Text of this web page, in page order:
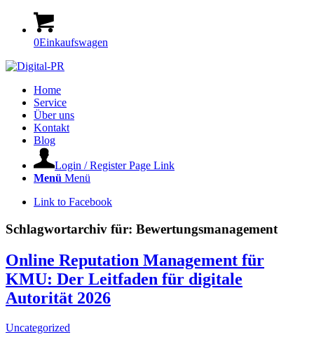
0Einkaufswagen
Home
Service
Über uns
Kontakt
Blog
Login / Register Page Link
Menü Menü
Link to Facebook
Schlagwortarchiv für: Bewertungsmanagement
Online Reputation Management für
KMU: Der Leitfaden für digitale
Autorität 2026
Uncategorized